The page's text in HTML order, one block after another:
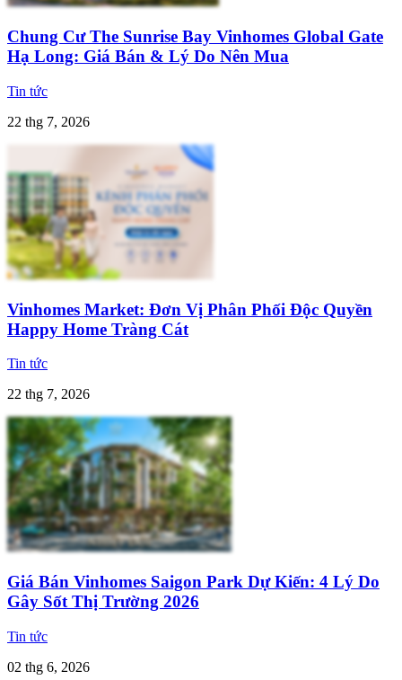
Chung Cư The Sunrise Bay Vinhomes Global Gate
Hạ Long: Giá Bán & Lý Do Nên Mua
Tin tức
22 thg 7, 2026
Vinhomes Market: Đơn Vị Phân Phối Độc Quyền
Happy Home Tràng Cát
Tin tức
22 thg 7, 2026
Giá Bán Vinhomes Saigon Park Dự Kiến: 4 Lý Do
Gây Sốt Thị Trường 2026
Tin tức
02 thg 6, 2026